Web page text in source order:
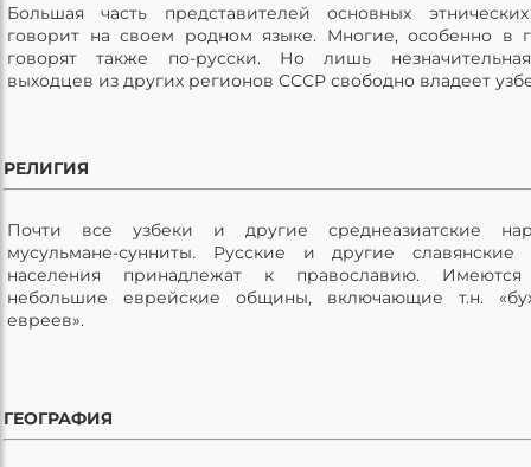
Большая часть представителей основных
говорит на своем родном языке. Многие, особенно в
говорят также по-русски. Но лишь
выходцев из других регионов СССР свободно владеет
РЕЛИГИЯ
Почти все узбеки и другие среднеазиатские
мусульмане-сунниты. Русские и другие славянские
населения принадлежат к православию.
небольшие еврейские общины, включающие т.н.
евреев».
ГЕОГРАФИЯ